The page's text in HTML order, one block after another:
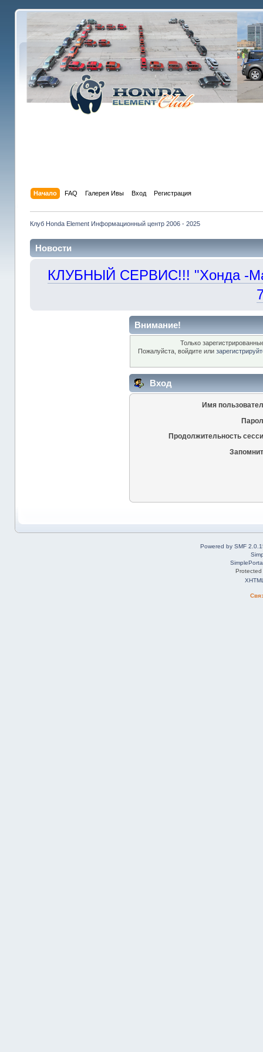
Начало FAQ Галерея Ивы Вход Регистрация
Клуб Honda Element Информационный центр 2006 - 2025
Новости
КЛУБНЫЙ СЕРВИС!!! "Хонда -
Внимание!
Только
Пожалуйста, войдите или
Вход
Имя
Продолжительность
Powered by SMF